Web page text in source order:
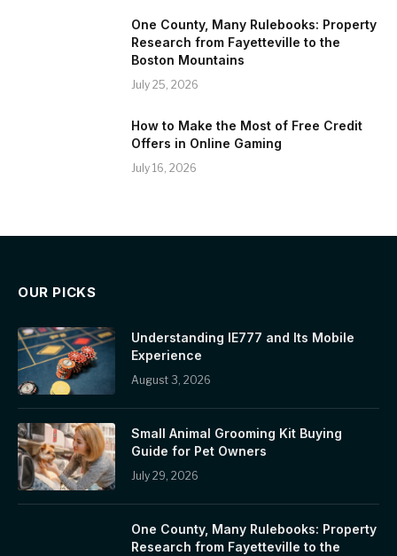
One County, Many Rulebooks: Property
Research from Fayetteville to the
Boston Mountains
July 25, 2026
How to Make the Most of Free Credit
Offers in Online Gaming
July 16, 2026
OUR PICKS
Understanding IE777 and Its Mobile
Experience
August 3, 2026
Small Animal Grooming Kit Buying
Guide for Pet Owners
July 29, 2026
One County, Many Rulebooks: Property
Research from Fayetteville to the